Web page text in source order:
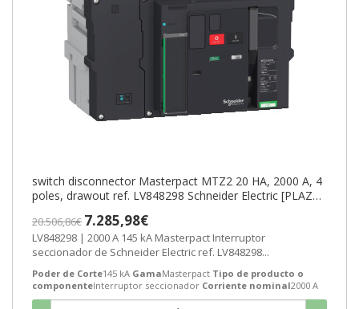
switch disconnector Masterpact MTZ2 20 HA, 2000 A, 4
poles, drawout ref. LV848298 Schneider Electric [PLAZO
20.506,86€ 7.285,98€
LV848298 | 2000 A 145 kA Masterpact Interruptor
seccionador de Schneider Electric ref. LV848298...
Poder de Corte145 kA GamaMasterpact Tipo de producto o
componenteInterruptor seccionador Corriente nominal2000 A